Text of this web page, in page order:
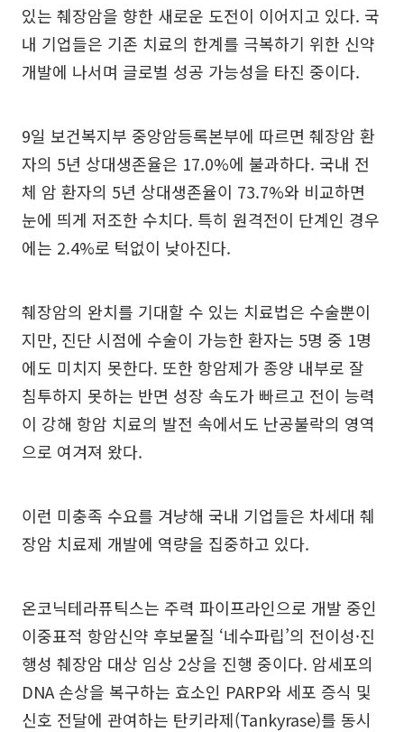
있는 췌장암을 향한 새로운 도전이 이어지고 있다. 국
내 기업들은 기존 치료의 한계를 극복하기 위한 신약
개발에 나서며 글로벌 성공 가능성을 타진 중이다.
9일 보건복지부 중앙암등록본부에 따르면 췌장암 환
자의 5년 상대생존율은 17.0%에 불과하다. 국내 전
체 암 환자의 5년 상대생존율이 73.7%와 비교하면
눈에 띄게 저조한 수치다. 특히 원격전이 단계인 경우
에는 2.4%로 턱없이 낮아진다.
췌장암의 완치를 기대할 수 있는 치료법은 수술뿐이
지만, 진단 시점에 수술이 가능한 환자는 5명 중 1명
에도 미치지 못한다. 또한 항암제가 종양 내부로 잘
침투하지 못하는 반면 성장 속도가 빠르고 전이 능력
이 강해 항암 치료의 발전 속에서도 난공불락의 영역
으로 여겨져 왔다.
이런 미충족 수요를 겨냥해 국내 기업들은 차세대 췌
장암 치료제 개발에 역량을 집중하고 있다.
온코닉테라퓨틱스는 주력 파이프라인으로 개발 중인
이중표적 항암신약 후보물질 ‘네수파립’의 전이성·진
행성 췌장암 대상 임상 2상을 진행 중이다. 암세포의
DNA 손상을 복구하는 효소인 PARP와 세포 증식 및
신호 전달에 관여하는 탄키라제(Tankyrase)를 동시